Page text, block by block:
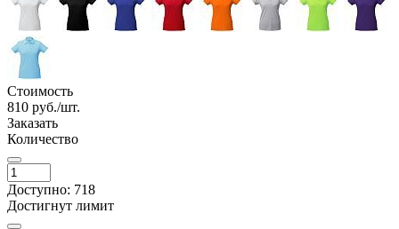
Стоимость
810 руб./шт.
Заказать
Количество
Доступно: 718
Достигнут лимит